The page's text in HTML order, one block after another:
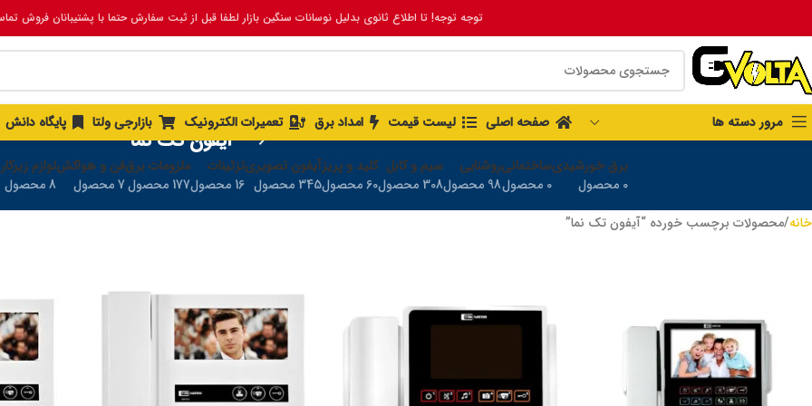
توجه توجه! تا اطلاع ثانوی بدلیل نوسانات سنگین بازار لطفا قبل از ثبت سفارش حتما با پشتیبانان فروش
مرور دسته ها صفحه اصلی لیست قیمت امداد برق تعمیرات الکترونیک بازارجی ولتا پایگاه دانش
آیفون تک نما
برق خورشیدی
0 محصول
ساختمانی
0 محصول
روشنایی
98 محصول
سیم و کابل
308 محصول
کلید و پریز
60 محصول
آیفون تصویری
345 محصول
تزئینات
16 محصول
ملزومات برق
177 محصول
فن و هواکش
7 محصول
لوازم
8 محصول
خانه محصولات برچسب خورده “آیفون تک نما”